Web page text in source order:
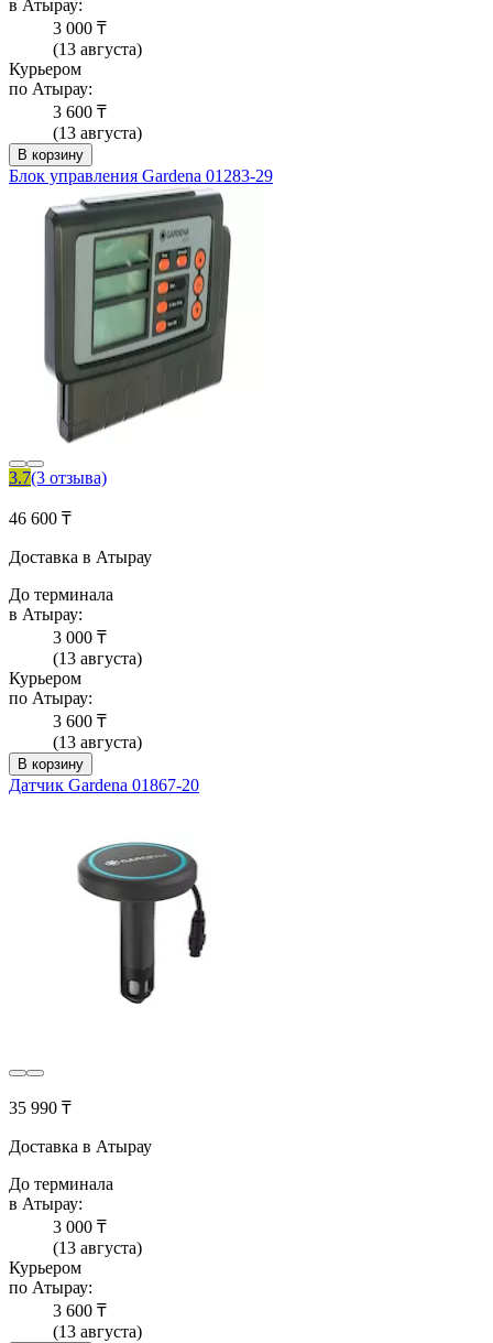
в Атырау:
3 000 ₸
(13 августа)
Курьером
по Атырау:
3 600 ₸
(13 августа)
В корзину
Блок управления Gardena 01283-29
3.7(3 отзыва)
46 600 ₸
Доставка в Атырау
До терминала
в Атырау:
3 000 ₸
(13 августа)
Курьером
по Атырау:
3 600 ₸
(13 августа)
В корзину
Датчик Gardena 01867-20
35 990 ₸
Доставка в Атырау
До терминала
в Атырау:
3 000 ₸
(13 августа)
Курьером
по Атырау:
3 600 ₸
(13 августа)